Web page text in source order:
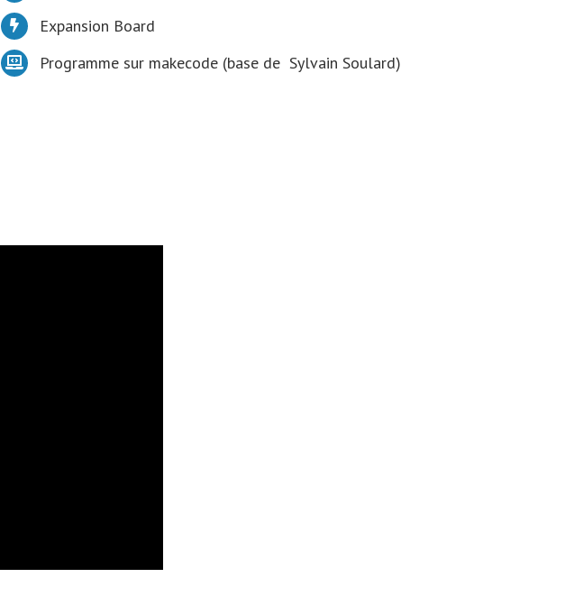
Expansion Board
Programme sur makecode (base de Sylvain Soulard)